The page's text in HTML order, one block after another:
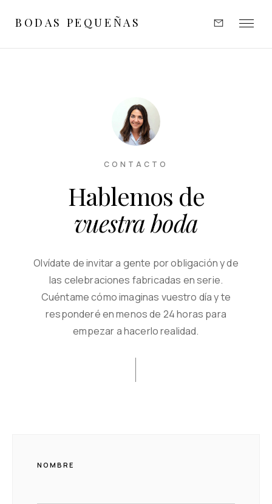
BODAS PEQUEÑAS
CONTACTO
Hablemos de
vuestra boda
Olvídate de invitar a gente por obligación y de
las celebraciones fabricadas en serie.
Cuéntame cómo imaginas vuestro día y te
responderé en menos de 24 horas para
empezar a hacerlo realidad.
NOMBRE